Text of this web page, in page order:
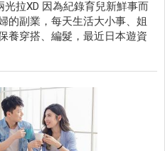
拉XD 因為紀錄育兒新鮮事而
的副業，每天生活大小事、姐
養穿搭、編髮，最近日本遊資